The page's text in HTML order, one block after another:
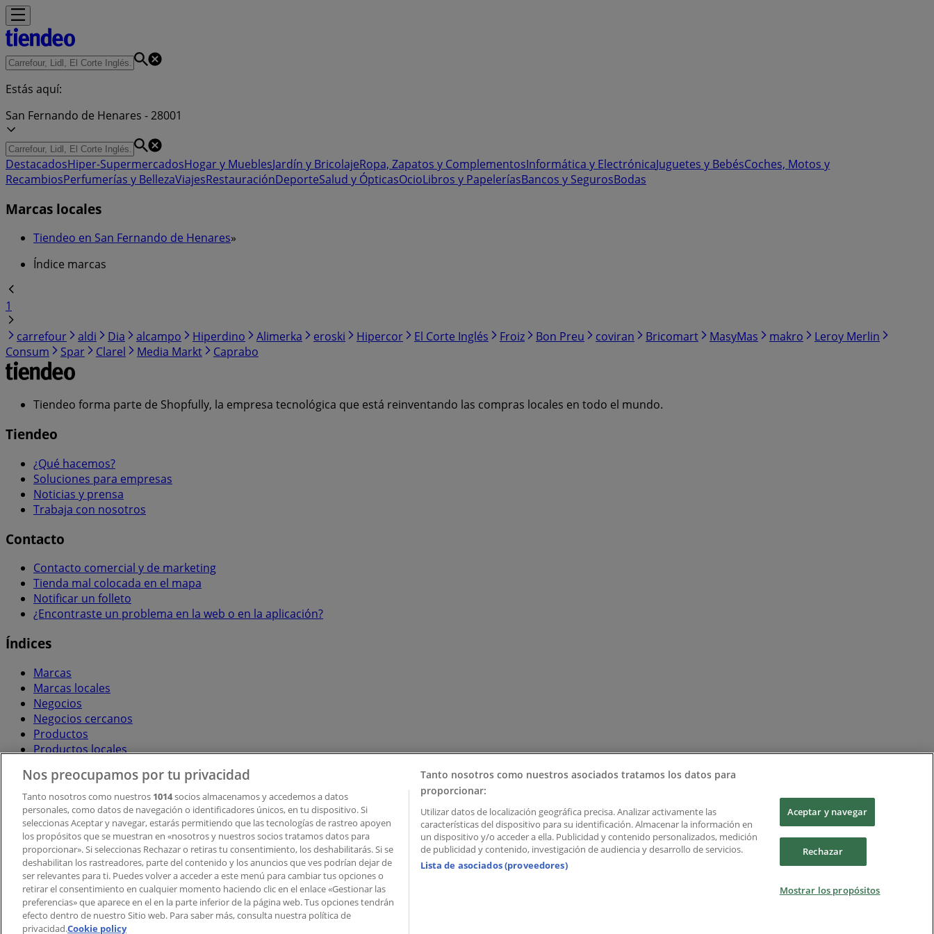
Estás aquí:
San Fernando de Henares - 28001
DestacadosHiper-SupermercadosHogar y MueblesJardín y BricolajeRopa, Zapatos y ComplementosInformática y ElectrónicaJuguetes y BebésCoches, Motos y
RecambiosPerfumerías y BellezaViajesRestauraciónDeporteSalud y ÓpticasOcioLibros y PapeleríasBancos y SegurosBodas
Marcas locales
Tiendeo en San Fernando de Henares»
Índice marcas
1
carrefour
aldi Dia alcampo Hiperdino Alimerka eroski Hipercor El Corte Inglés Froiz Bon Preu coviran Bricomart MasyMas makro
Leroy Merlin
Consum
Spar Clarel Media Markt Caprabo
Tiendeo forma parte de Shopfully, la empresa tecnológica que está reinventando las compras locales en todo el mundo.
Tiendeo
¿Qué hacemos?
Soluciones para empresas
Noticias y prensa
Trabaja con nosotros
Contacto
Contacto comercial y de marketing
Tienda mal colocada en el mapa
Notificar un folleto
¿Encontraste un problema en la web o en la aplicación?
Índices
Marcas
Marcas locales
Negocios
Negocios cercanos
Productos
Productos locales
Descargar la APP Tiendeo
Copyright © Tiendeo ® 2026 · Shopfully Marketing S.L.U. – Palau de Mar – 08039 Barcelona, Spain
Términos y condicionesPolítica de privacidad
Nos preocupamos por tu privacidad
Tanto nosotros como nuestros 1014socios almacenamos y accedemos a datos
personales, como datos de navegación o identificadores únicos, en tu dispositivo. Si
seleccionas Aceptar y navegar, estarás permitiendo que las tecnologías de rastreo apoyen
los propósitos que se muestran en «nosotros y nuestros socios tratamos datos para
proporcionar». Si seleccionas Rechazar o retiras tu consentimiento, los deshabilitarás. Si se
deshabilitan los rastreadores, parte del contenido y los anuncios que ves podrían dejar de
ser relevantes para ti. Puedes volver a acceder a este menú para cambiar tus opciones o
retirar el consentimiento en cualquier momento haciendo clic en el enlace «Gestionar las
preferencias» que aparece en el en la parte inferior de la página web. Tus opciones tendrán
efecto dentro de nuestro Sitio web. Para saber más, consulta nuestra política de
privacidad.Cookie policy
Tanto nosotros como nuestros asociados tratamos los datos para
proporcionar:
Utilizar datos de localización geográfica precisa. Analizar activamente las
características del dispositivo para su identificación. Almacenar la información en
un dispositivo y/o acceder a ella. Publicidad y contenido personalizados, medición
de publicidad y contenido, investigación de audiencia y desarrollo de servicios.
Lista de asociados (proveedores)
Aceptar y navegar
Rechazar
Mostrar los propósitos